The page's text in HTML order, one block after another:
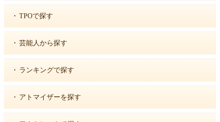
・ TPOで探す
・ 芸能人から探す
・ ランキングで探す
・ アトマイザーを探す